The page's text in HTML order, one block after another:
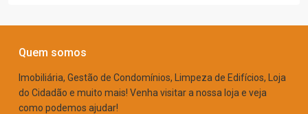
Quem somos
Imobiliária, Gestão de Condomínios, Limpeza de Edifícios, Loja
do Cidadão e muito mais! Venha visitar a nossa loja e veja
como podemos ajudar!